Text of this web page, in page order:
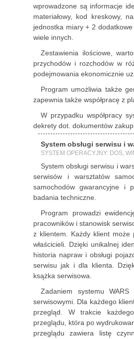
wprowadzone są informacje
materiałowy, kod kreskowy,
jednostka miary + 2
wiele innych.
Zestawienia ilościowe,
przychodów i rozchodów w
podejmowania ekonomicznie
Program umożliwia także
zapewnia także współpracę z
W przypadku współpracy
dekrety dot. dokumentów
System obsługi serwisu i
SYSTEM OPERACYJNY: DOS,
System obsługi serwisu i
serwisów i warsztatów
samochodów gwarancyjne i
badania techniczne.
Program prowadzi
pracowników i stanowisk
z klientem. Każdy klient może
właścicieli. Dzięki unikalnej
historia napraw i obsługi
serwisu jak i dla klienta.
ksążka serwisowa.
Zadaniem systemu
serwisowymi. Dla każdego
przegląd. W trakcie
przeglądu, która po
przeglądu zawiera listę